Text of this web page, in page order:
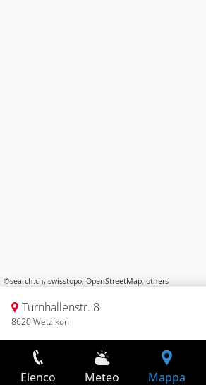
©search.ch, swisstopo, OpenStreetMap, others
Turnhallenstr. 8
8620 Wetzikon
Elenco Meteo Mappa